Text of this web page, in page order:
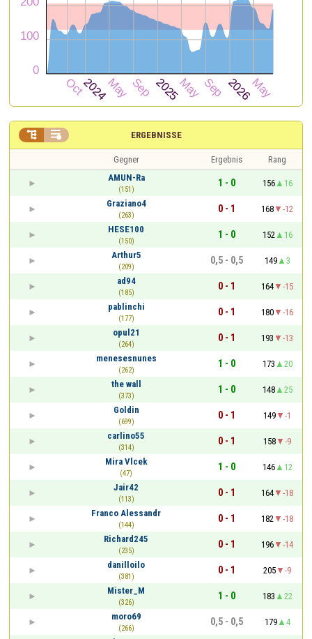
ERGEBNISSE
 
Gegner Ergebnis
Rang
AMUN-Ra
(151)
1 - 0 156
16
Graziano4
(263)
0 - 1 168
-12
HESE100
(150)
1 - 0 152
16
Arthur5
(209)
0,5 - 0,5 149
3
ad94
(185)
0 - 1 164
-15
pablinchi
(177)
0 - 1 180
-16
opul21
(264)
0 - 1 193
-13
menesesnunes
(262)
1 - 0 173
20
the wall
(373)
1 - 0 148
25
Goldin
(699)
0 - 1 149
-1
carlino55
(314)
0 - 1 158
-9
Mira Vlcek
(47)
1 - 0 146
12
Jair42
(113)
0 - 1 164
-18
Franco Alessandr
(144)
0 - 1 182
-18
Richard245
(235)
0 - 1 196
-14
danilloilo
(381)
0 - 1 205
-9
Mister_M
(326)
1 - 0 183
22
moro69
(266)
0,5 - 0,5 179
4